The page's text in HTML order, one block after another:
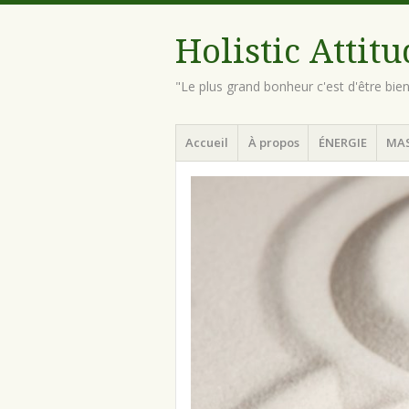
Holistic
"Le plus grand bonheur c'est d'être
Menu
Aller
au
contenu
Accueil À propos ÉNERGIE